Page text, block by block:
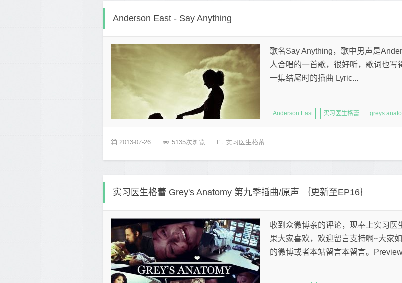
Anderson East - Say Anything
歌名Say Anything，歌中男声是
人合唱的一首歌，很好听，歌词也写
一集结尾时的插曲 Lyric...
Anderson East 实习医生格蕾 greys
2013-07-26 5135次浏览 实习医生格蕾
实习医生格蕾 Grey's Anatomy 第九季插曲/原声 ｛更新至EP16｝
收到众微博亲的评论，现奉上实习医
果大家喜欢，欢迎留言支持啊~大家
的微博或者本站留言本留言。